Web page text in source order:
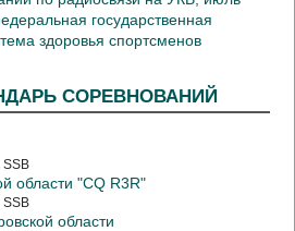
государственная
здоровья спортсменов
СОРЕВНОВАНИЙ
SSB
области "CQ R3R"
SSB
области